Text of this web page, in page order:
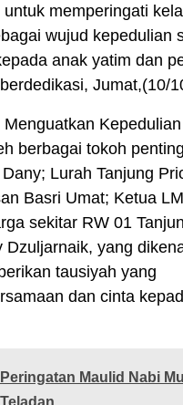
memperingati
wujud kepedulian
anak yatim dan
Jumat,(10/
berbagai tokoh
Lurah Tanjung
Basri Umat; Ketua
sekitar RW 01
yang
tausiyah yang
dan cinta
Maulid Nabi